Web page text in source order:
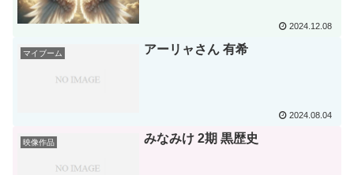
2024.12.08
マイブーム アーリャさん 有希
2024.08.04
映像作品 みなみけ 2期 黒歴史